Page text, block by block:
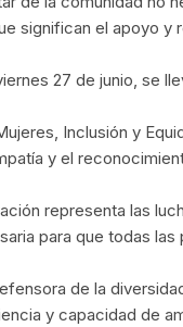
significan el apoyo y
27 de junio, se
Inclusión y
y el
representa las
para que todas
de la
y capacidad de